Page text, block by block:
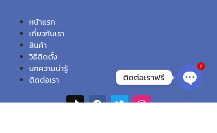
หน้าแรก
เกี่ยวกับเรา
สินค้า
วิธีติดตั้ง
บทความน่ารู้
ติดต่อเรา
ติดต่อเราฟรี
2